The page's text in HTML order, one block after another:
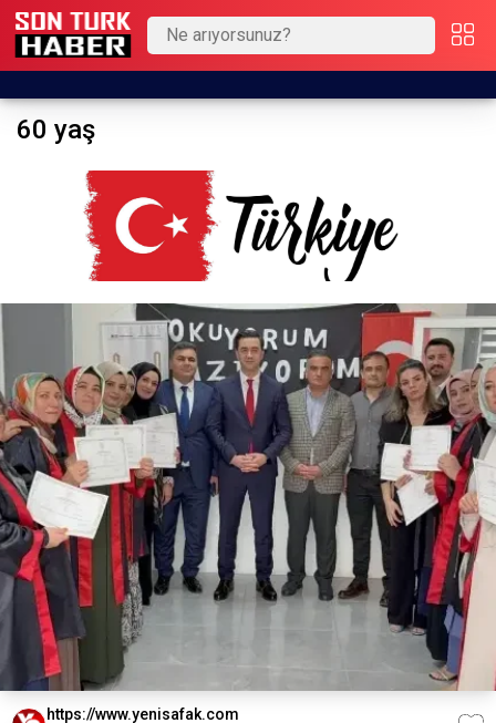
60 yaş
https://www.yenisafak.com